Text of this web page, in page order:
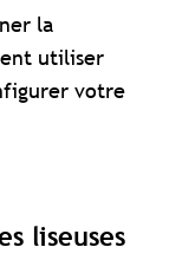
la
utiliser
votre
liseuses